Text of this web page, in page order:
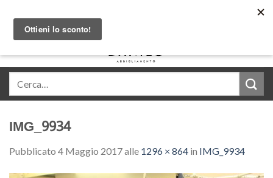
content
IMG_9934
Pubblicato 4 Maggio 2017alle 1296 × 864 in IMG_9934